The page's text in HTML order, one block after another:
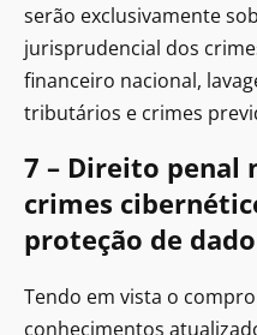
serão exclusivamente
jurisprudencial dos
financeiro nacional,
tributários e crimes
7 – Direito penal
crimes
proteção de
Tendo em vista o
conhecimentos